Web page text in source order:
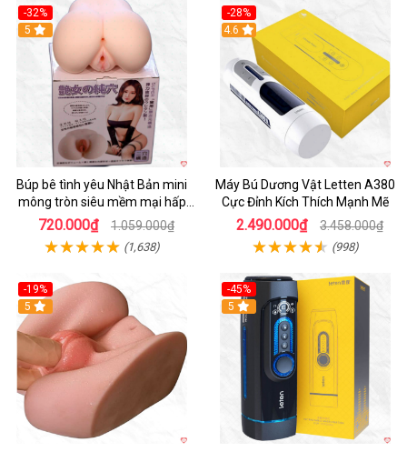
-32%
Hot
5
Búp bê tình yêu Nhật Bản mini
mông tròn siêu mềm mại hấp
dẫn
720.000₫ 1.059.000₫
(1,638)
-28%
Hot
4.6
Máy Bú Dương Vật Letten A380
Cực Đỉnh Kích Thích Mạnh Mẽ
2.490.000₫ 3.458.000₫
(998)
-19%
Hot
5
-45%
Hot
5